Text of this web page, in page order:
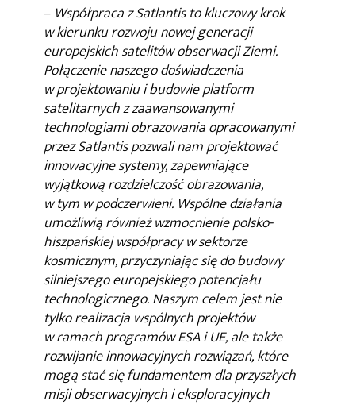
– Współpraca z Satlantis to kluczowy krok
w kierunku rozwoju nowej generacji
europejskich satelitów obserwacji Ziemi.
Połączenie naszego doświadczenia
w projektowaniu i budowie platform
satelitarnych z zaawansowanymi
technologiami obrazowania opracowanymi
przez Satlantis pozwali nam projektować
innowacyjne systemy, zapewniające
wyjątkową rozdzielczość obrazowania,
w tym w podczerwieni. Wspólne działania
umożliwią również wzmocnienie polsko-
hiszpańskiej współpracy w sektorze
kosmicznym, przyczyniając się do budowy
silniejszego europejskiego potencjału
technologicznego. Naszym celem jest nie
tylko realizacja wspólnych projektów
w ramach programów ESA i UE, ale także
rozwijanie innowacyjnych rozwiązań, które
mogą stać się fundamentem dla przyszłych
misji obserwacyjnych i eksploracyjnych